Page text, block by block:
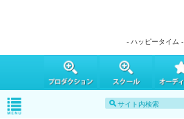
- ハッピータイム -